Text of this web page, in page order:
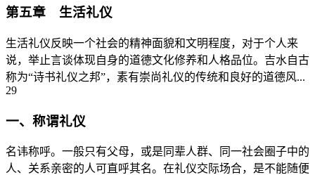
第五章 生活礼仪
生活礼仪反映一个社会的精神面貌和文明程度，对于个人来
说，举止言谈体现自身的道德文化修养和人格品位。吉水自古
称为“诗书礼仪之邦”，素有崇尚礼仪的传统和良好的道德风...
29
一、称谓礼仪
名讳称呼。一般只有父母，或是同辈人群、同一社会圈子中的
人、关系亲密的人可直呼其名。在礼仪交际场合，是不能随便